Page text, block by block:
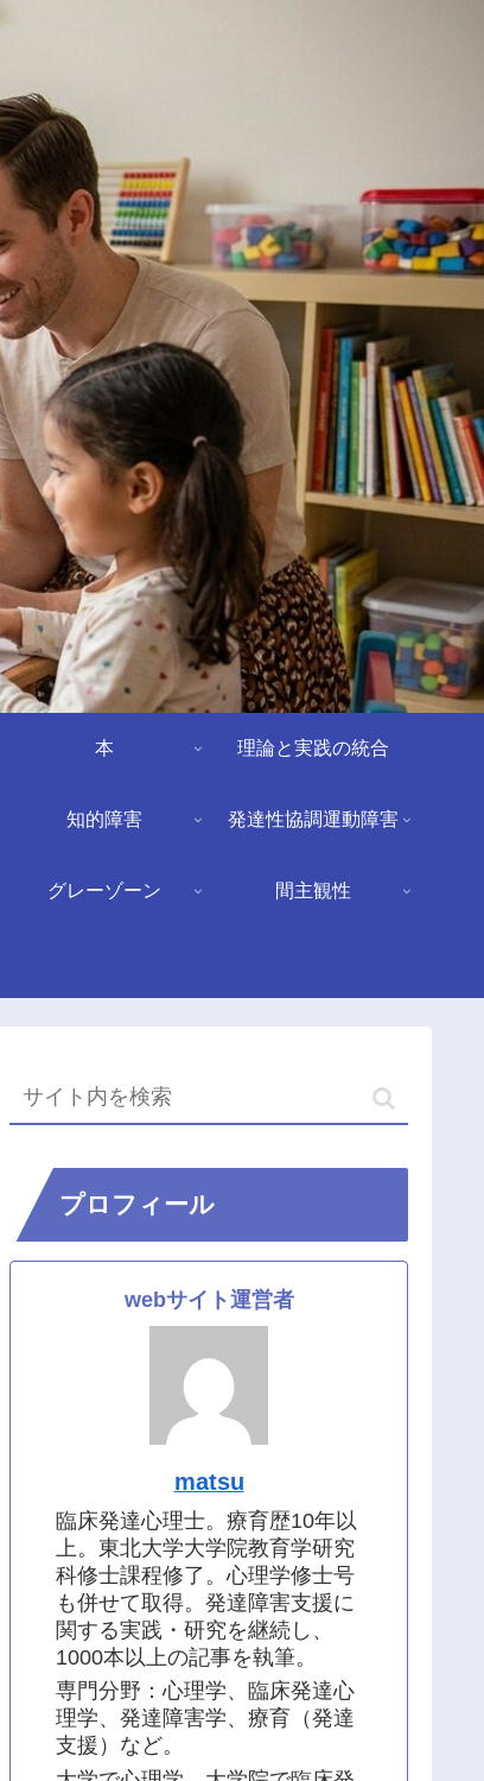
本 理論と実践の統合
知的障害 発達性協調運動障害
グレーゾーン 間主観性
プロフィール
webサイト運営者
matsu
臨床発達心理士。療育歴10年以
上。東北大学大学院教育学研究
科修士課程修了。心理学修士号
も併せて取得。発達障害支援に
関する実践・研究を継続し、
1000本以上の記事を執筆。
専門分野：心理学、臨床発達心
理学、発達障害学、療育（発達
支援）など。